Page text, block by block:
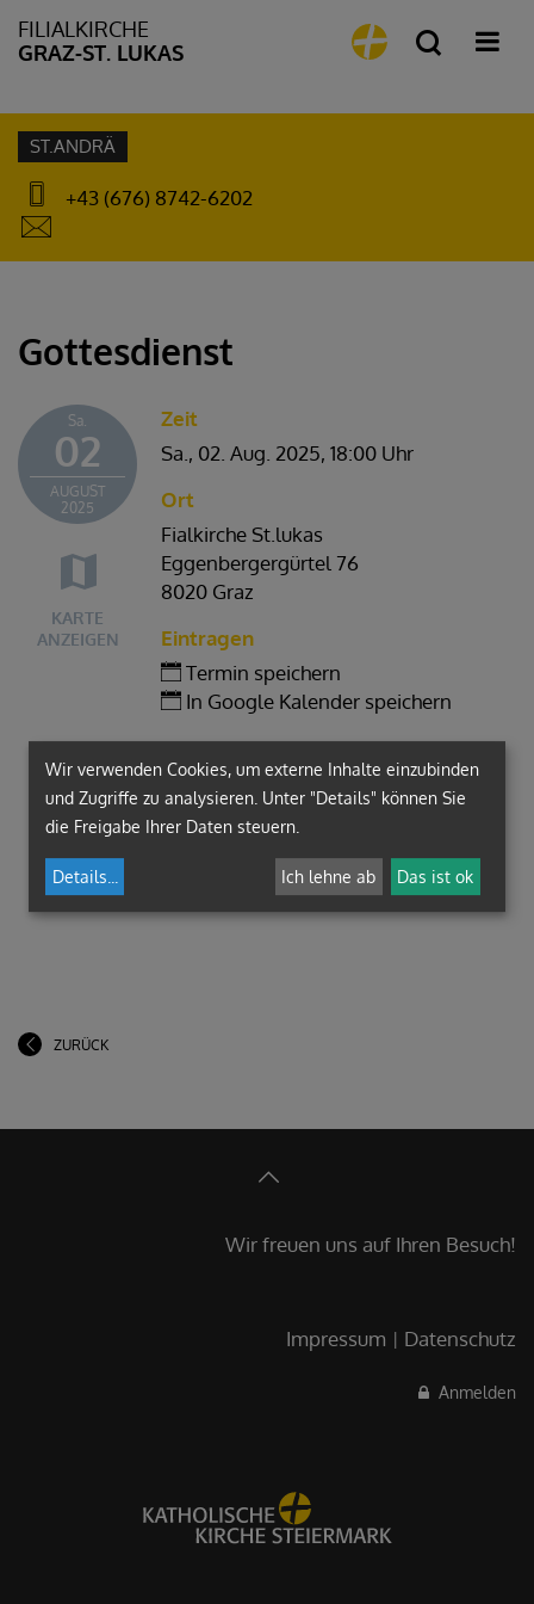
FILIALKIRCHE
GRAZ-ST. LUKAS
ST.ANDRÄ
+43 (676) 8742-6202
Gottesdienst
Sa.
02
AUGUST
2025
KARTE
ANZEIGEN
Zeit
Sa., 02. Aug. 2025, 18:00 Uhr
Ort
Fialkirche St.lukas
Eggenbergergürtel 76
8020 Graz
Eintragen
Termin speichern
In Google Kalender speichern
ZURÜCK
Wir freuen uns auf Ihren Besuch!
Impressum Datenschutz
Anmelden
Wir verwenden Cookies, um externe Inhalte einzubinden
und Zugriffe zu analysieren. Unter "Details" können Sie
die Freigabe Ihrer Daten steuern.
Details Ich lehne ab Das ist ok